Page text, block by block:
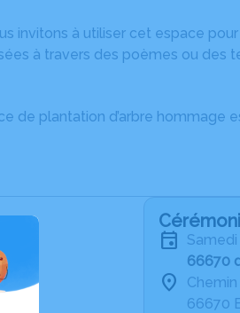
invitons à utiliser cet espace
à travers des poèmes ou des
de plantation d’arbre hommage
66670
66670